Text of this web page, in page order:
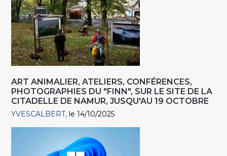
ART ANIMALIER, ATELIERS, CONFÉRENCES,
PHOTOGRAPHIES DU "FINN", SUR LE SITE DE LA
CITADELLE DE NAMUR, JUSQU'AU 19 OCTOBRE
YVESCALBERT le 14/10/2025